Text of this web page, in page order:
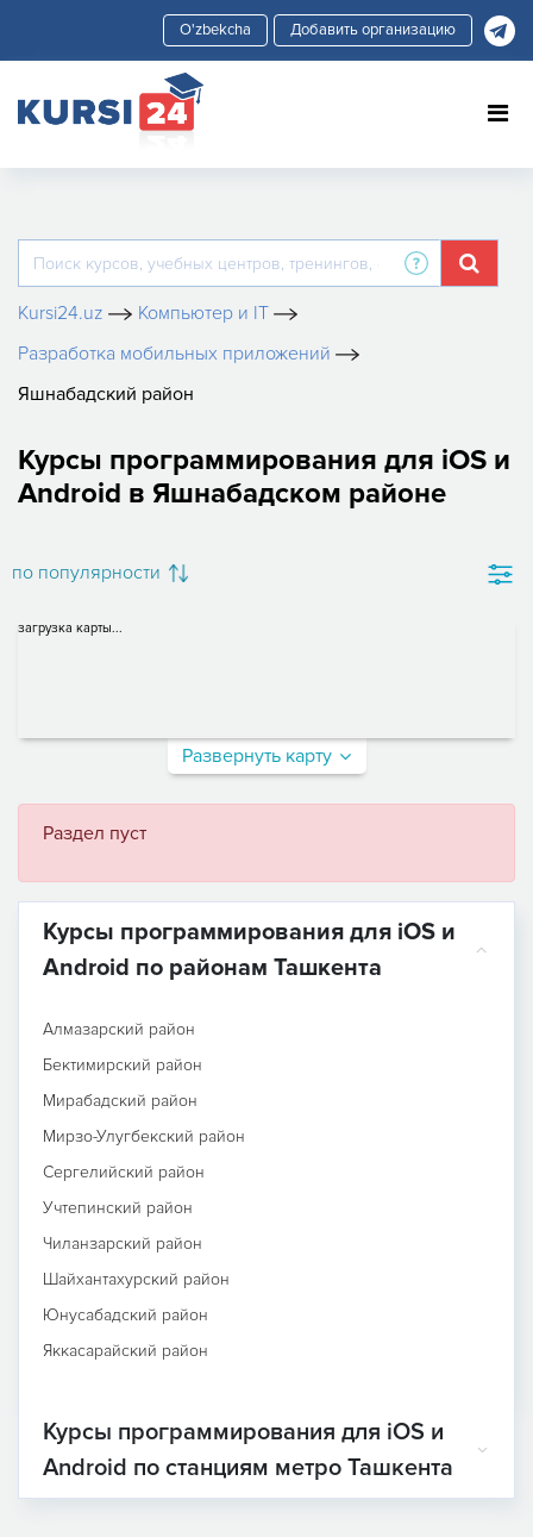
Добавить организацию
Kursi24.uz
Компьютер и IT
Разработка мобильных приложений
Яшнабадский район
Курсы программирования для iOS и
Android в Яшнабадском районе
по популярности
загрузка карты...
Развернуть карту
Раздел пуст
Курсы программирования для iOS и
Android по районам Ташкента
Алмазарский район
Бектимирский район
Мирабадский район
Мирзо-Улугбекский район
Сергелийский район
Учтепинский район
Чиланзарский район
Шайхантахурский район
Юнусабадский район
Яккасарайский район
Курсы программирования для iOS и
Android по станциям метро Ташкента